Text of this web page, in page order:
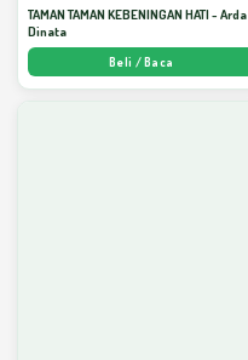
TAMAN TAMAN KEBENINGAN HATI - Arda
Dinata
Beli / Baca